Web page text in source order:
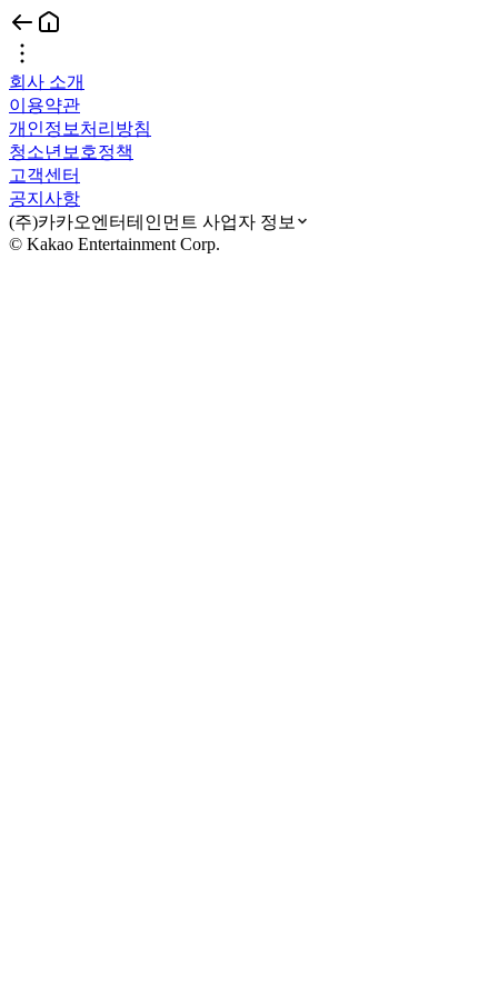
회사 소개
이용약관
개인정보처리방침
청소년보호정책
고객센터
공지사항
(주)카카오엔터테인먼트 사업자 정보
© Kakao Entertainment Corp.